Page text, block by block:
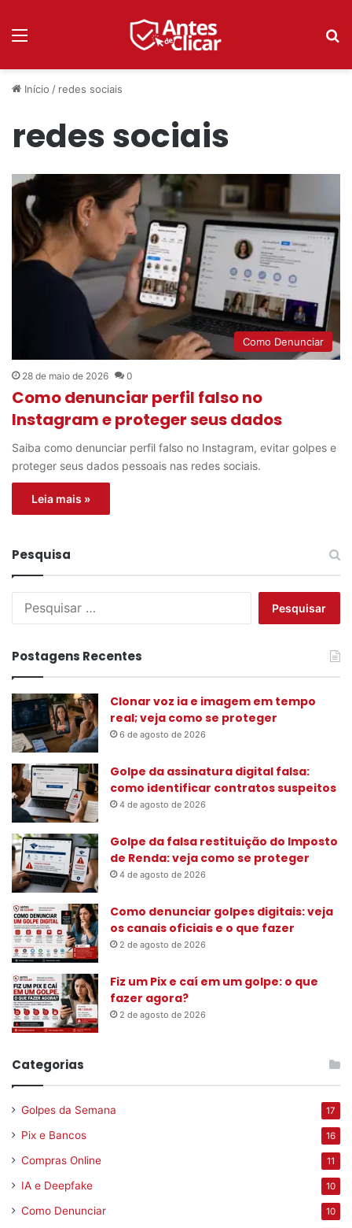
Início / redes sociais
redes sociais
Como Denunciar
28 de maio de 2026 0
Como denunciar perfil falso no
Instagram e proteger seus dados
Saiba como denunciar perfil falso no Instagram, evitar golpes e
proteger seus dados pessoais nas redes sociais.
Leia mais »
Pesquisa
s
a
o
r
Postagens Recentes
Clonar voz ia e imagem em tempo
real; veja como se proteger
6 de agosto de 2026
Golpe da assinatura digital falsa:
como identificar contratos suspeitos
4 de agosto de 2026
Golpe da falsa restituição do Imposto
de Renda: veja como se proteger
4 de agosto de 2026
Como denunciar golpes digitais: veja
os canais oficiais e o que fazer
2 de agosto de 2026
Fiz um Pix e caí em um golpe: o que
fazer agora?
2 de agosto de 2026
Categorias
Golpes da Semana 17
Pix e Bancos 16
Compras Online 11
IA e Deepfake 10
Como Denunciar 10